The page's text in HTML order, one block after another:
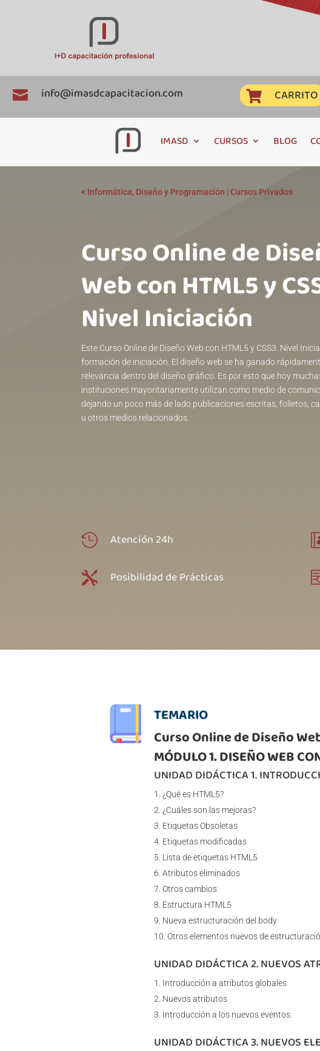
 info@imasdcapacitacion.com  CARRITO
IMASD CURSOS BLOG
< Informática, Diseño y Programación |Cursos Privados
Curso Online de
Web con HTML5 y
Nivel Iniciación
Este Curso Online de Diseño Web con HTML5 y CSS3. Nivel
formación de iniciación. El diseño web se ha ganado
relevancia dentro del diseño gráfico. Es por esto que hoy
instituciones mayoritariamente utilizan como medio de
dejando un poco más de lado publicaciones escritas, folletos,
u otros medios relacionados.
 Atención 24h
 Posibilidad de Prácticas
TEMARIO
Curso Online de Diseño
MÓDULO 1. DISEÑO WEB
UNIDAD DIDÁCTICA 1.
¿Qué es HTML5?
¿Cuáles son las mejoras?
Etiquetas Obsoletas
Etiquetas modificadas
Lista de etiquetas HTML5
Atributos eliminados
Otros cambios
Estructura HTML5
Nueva estructuración del body
Otros elementos nuevos de
UNIDAD DIDÁCTICA 2. NUEVOS
Introducción a atributos globales
Nuevos atributos
Introducción a los nuevos eventos.
UNIDAD DIDÁCTICA 3. NUEVOS